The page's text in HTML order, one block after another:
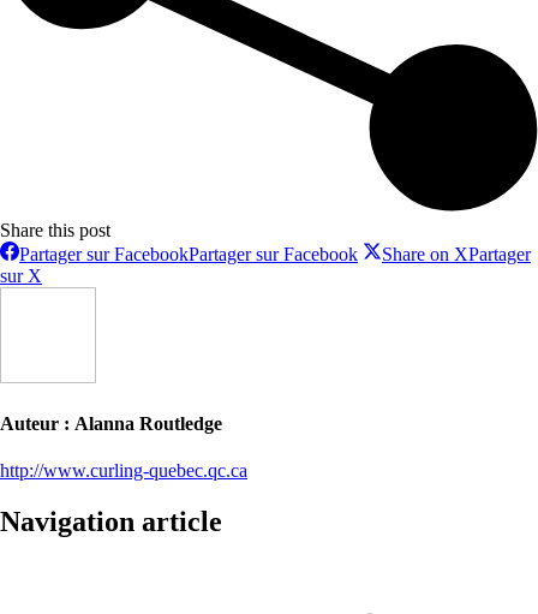
Share this post
Partager sur FacebookPartager sur Facebook Share on XPartager
sur X
Auteur : Alanna Routledge
http://www.curling-quebec.qc.ca
Navigation article